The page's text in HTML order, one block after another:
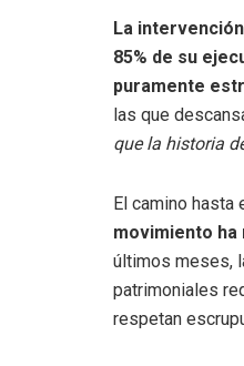
La
85% de su
puramente
las que
que la historia
El camino hasta
movimiento
últimos meses,
patrimoniales
respetan